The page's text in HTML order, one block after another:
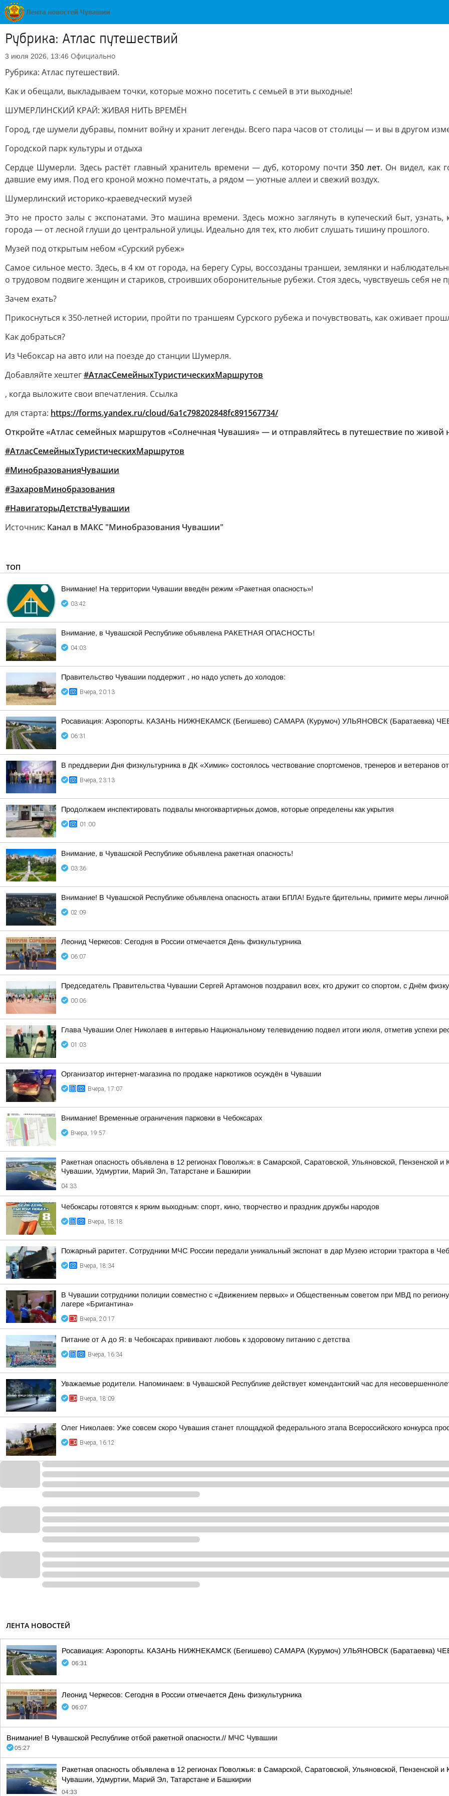
Рубрика: Атлас путешествий
3 июля 2026, 13:46 Официально
Рубрика: Атлас путешествий.
Как и обещали, выкладываем точки, которые можно посетить с семьей в эти выходные!
ШУМЕРЛИНСКИЙ КРАЙ: ЖИВАЯ НИТЬ ВРЕМЁН
Город, где шумели дубравы, помнит войну и хранит легенды. Всего пара часов от столицы — и вы в другом
Городской парк культуры и отдыха
Сердце Шумерли. Здесь растёт главный хранитель времени — дуб, которому почти 350 лет. Он видел, как
давшие ему имя. Под его кроной можно помечтать, а рядом — уютные аллеи и свежий воздух.
Шумерлинский историко-краеведческий музей
Это не просто залы с экспонатами. Это машина времени. Здесь можно заглянуть в купеческий быт,
города — от лесной глуши до центральной улицы. Идеально для тех, кто любит слушать тишину прошлого.
Музей под открытым небом «Сурский рубеж»
Самое сильное место. Здесь, в 4 км от города, на берегу Суры, воссозданы траншеи, землянки и
о трудовом подвиге женщин и стариков, строивших оборонительные рубежи. Стоя здесь, чувствуешь себя не
Зачем ехать?
Прикоснуться к 350-летней истории, пройти по траншеям Сурского рубежа и почувствовать, как оживает
Как добраться?
Из Чебоксар на авто или на поезде до станции Шумерля.
Добавляйте хештег#АтласСемейныхТуристическихМаршрутов
, когда выложите свои впечатления. Ссылка
для старта: https://forms.yandex.ru/cloud/6a1c798202848fc891567734/
Откройте «Атлас семейных маршрутов «Солнечная Чувашия» — и отправляйтесь в путешествие по живой
#АтласСемейныхТуристическихМаршрутов
#МинобразованияЧувашии
#ЗахаровМинобразования
#НавигаторыДетстваЧувашии
Источник: Канал в МАКС "Минобразования Чувашии"
ТОП
Внимание! На территории Чувашии введён режим «Ракетная опасность»!
03:42
Внимание, в Чувашской Республике объявлена РАКЕТНАЯ ОПАСНОСТЬ!
04:03
Правительство Чувашии поддержит , но надо успеть до холодов:
Вчера, 20:13
Росавиация: Аэропорты. КАЗАНЬ НИЖНЕКАМСК (Бегишево) САМАРА (Курумоч) УЛЬЯНОВСК (Баратаевка)
06:31
В преддверии Дня физкультурника в ДК «Химик» состоялось чествование спортсменов, тренеров и ветеранов
Вчера, 23:13
Продолжаем инспектировать подвалы многоквартирных домов, которые определены как укрытия
01:00
Внимание, в Чувашской Республике объявлена ракетная опасность!
03:36
Внимание! В Чувашской Республике объявлена опасность атаки БПЛА! Будьте бдительны, примите меры личной
02:09
Леонид Черкесов: Сегодня в России отмечается День физкультурника
06:07
Председатель Правительства Чувашии Сергей Артамонов поздравил всех, кто дружит со спортом, с Днём
00:06
Глава Чувашии Олег Николаев в интервью Национальному телевидению подвел итоги июля, отметив успехи
01:03
Организатор интернет-магазина по продаже наркотиков осуждён в Чувашии
Вчера, 17:07
Внимание! Временные ограничения парковки в Чебоксарах
Вчера, 19:57
Ракетная опасность объявлена в 12 регионах Поволжья: в Самарской, Саратовской, Ульяновской, Пензенской
Чувашии, Удмуртии, Марий Эл, Татарстане и Башкирии
04:33
Чебоксары готовятся к ярким выходным: спорт, кино, творчество и праздник дружбы народов
Вчера, 18:18
Пожарный раритет. Сотрудники МЧС России передали уникальный экспонат в дар Музею истории трактора в
Вчера, 18:34
В Чувашии сотрудники полиции совместно с «Движением первых» и Общественным советом при МВД по
лагере «Бригантина»
Вчера, 20:17
Питание от А до Я: в Чебоксарах прививают любовь к здоровому питанию с детства
Вчера, 16:34
Уважаемые родители. Напоминаем: в Чувашской Республике действует комендантский час для
Вчера, 18:09
Олег Николаев: Уже совсем скоро Чувашия станет площадкой федерального этапа Всероссийского конкурса
Вчера, 16:12
ЛЕНТА НОВОСТЕЙ
Росавиация: Аэропорты. КАЗАНЬ НИЖНЕКАМСК (Бегишево) САМАРА (Курумоч) УЛЬЯНОВСК (Баратаевка)
06:31
Леонид Черкесов: Сегодня в России отмечается День физкультурника
06:07
Внимание! В Чувашской Республике отбой ракетной опасности.// МЧС Чувашии
05:27
Ракетная опасность объявлена в 12 регионах Поволжья: в Самарской, Саратовской, Ульяновской, Пензенской
Чувашии, Удмуртии, Марий Эл, Татарстане и Башкирии
04:33